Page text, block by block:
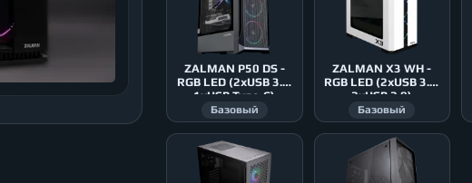
ZALMAN P50 DS -
RGB LED (2xUSB 3.0,
1xUSB Type-C)
Базовый
ZALMAN X3 WH -
RGB LED (2xUSB 3.0,
2xUSB 2.0)
Базовый